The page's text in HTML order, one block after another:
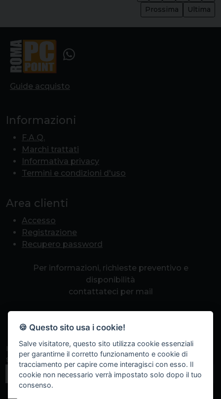
Prossima
Ultima
Guide acquisto
Informazioni
F.A.Q.
Marchi trattati
Informativa privacy
Termini e condizioni d'uso
Area clienti
Accesso
Registrazione
Recupero password
Per informazioni, richieste preventivo e
disponibilità
contattateci per mail
Iscriviti alla nostra newsletter per non perdere eventi
speciali, sconti a tempo e promozioni.
Iscriviti
🍪 Questo sito usa i cookie!
Salve visitatore, questo sito utilizza cookie essenziali
per garantirne il corretto funzionamento e cookie di
tracciamento per capire come interagisci con esso. Il
cookie non necessario verrà impostato solo dopo il tuo
consenso.